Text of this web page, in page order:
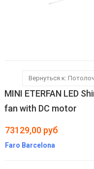
Вернуться к:
MINI ETERFAN LED
fan with DC motor
73129,00 руб
Faro Barcelona